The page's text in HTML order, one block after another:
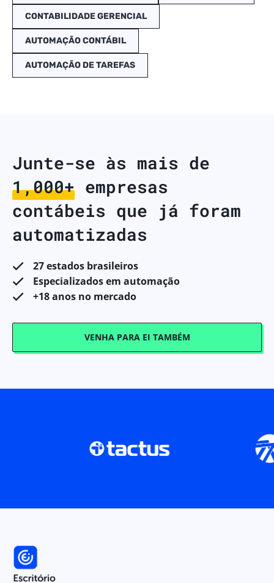
CONTABILIDADE GERENCIAL
AUTOMAÇÃO CONTÁBIL
AUTOMAÇÃO DE TAREFAS
Junte-se às mais de
1,000+ empresas
contábeis que já foram
automatizadas
27 estados brasileiros
Especializados em automação
+18 anos no mercado
VENHA PARA EI TAMBÉM